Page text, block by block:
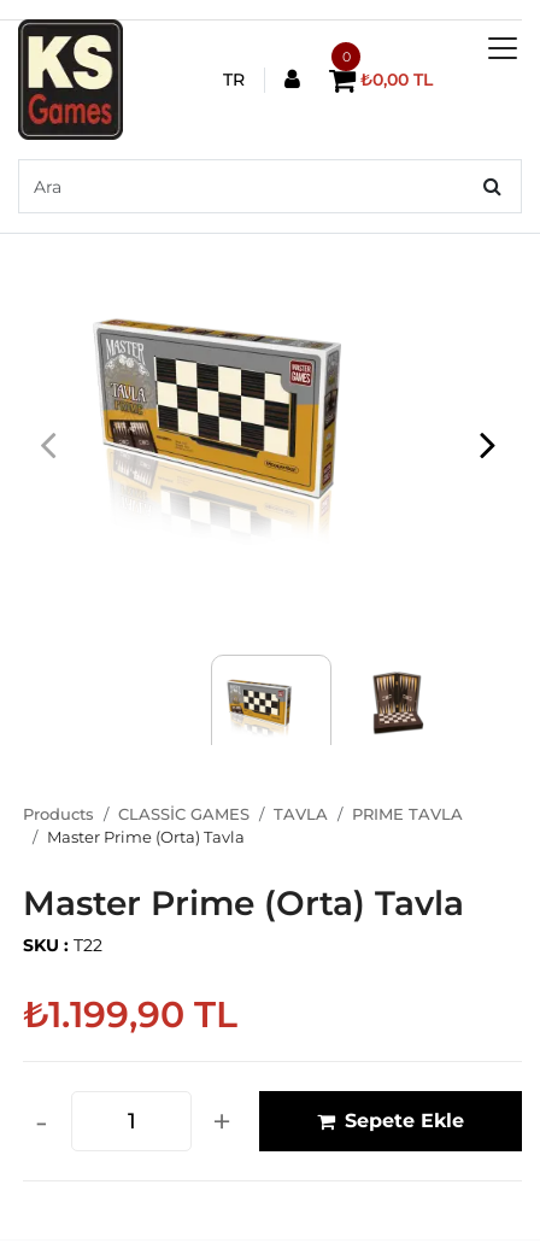
TR
0
₺0,00 TL
Products CLASSİC GAMES TAVLA
PRIME TAVLA
Master Prime (Orta) Tavla
Master Prime (Orta) Tavla
SKU : T22
₺1.199,90 TL
- + Sepete Ekle